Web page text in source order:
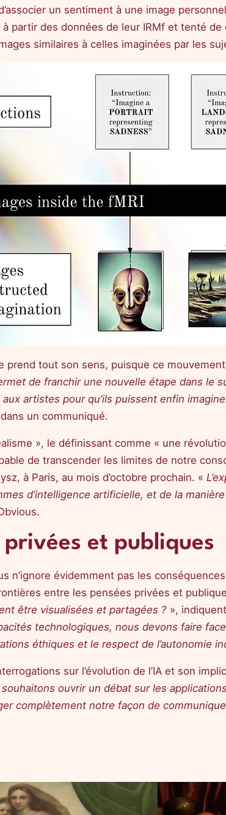
un sentiment à une image
à partir des données de leur IRMf et tenté
similaires à celles imaginées par les
prend tout son sens, puisque ce
de franchir une nouvelle étape dans le
artistes pour qu’ils puissent enfin
un communiqué.
», le définissant comme « une
de transcender les limites de notre
à Paris, au mois d’octobre prochain. «
d’intelligence artificielle, et de la
et publiques
n’ignore évidemment pas les
entre les pensées privées et
être visualisées et partagées ? »,
technologiques, nous devons faire
éthiques et le respect de l’autonomie
sur l’évolution de l’IA et son
ouvrir un débat sur les
complètement notre façon de